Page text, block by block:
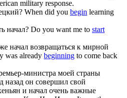
military response.
When did you begin learning
начал? Do you want me to start
начал возвращаться к мирной
was already beginning to come back
министра моей страны
он совершил свой
и начал очень важные